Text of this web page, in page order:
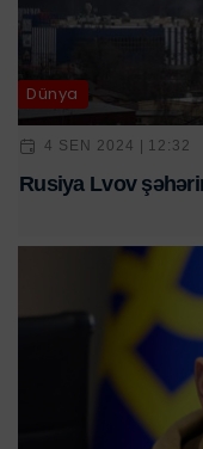
Dünya
4 SEN 2024 | 12:32
Rusiya Lvov